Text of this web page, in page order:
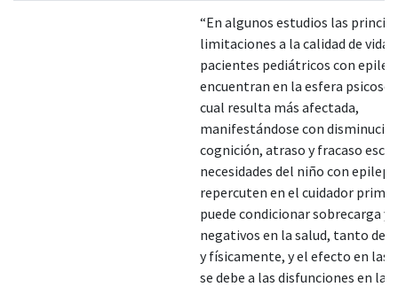
“En algunos estudios las
limitaciones a la calidad de vida
pacientes pediátricos con
encuentran en la esfera
cual resulta más afectada,
manifestándose con
cognición, atraso y fracaso
necesidades del niño con
repercuten en el cuidador
puede condicionar sobrecarga y
negativos en la salud, tanto de
y físicamente, y el efecto en las
se debe a las disfunciones en la